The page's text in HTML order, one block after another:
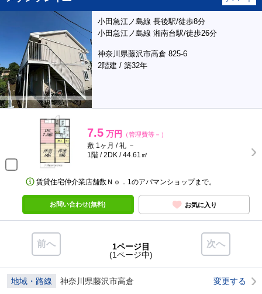
小田急江ノ島線 長後駅/徒歩8分
小田急江ノ島線 湘南台駅/徒歩26分
神奈川県藤沢市高倉 825-6
2階建 / 築32年
7.5 万円 （管理費等－）
敷 1ヶ月 / 礼 －
1階 / 2DK / 44.61㎡
賃貸住宅仲介業店舗数Ｎｏ．1のアパマンショップまで。
お問い合わせ(無料) お気に入り
前へ 次へ
1ページ目
(1ページ中)
地域・路線 神奈川県藤沢市高倉 変更する